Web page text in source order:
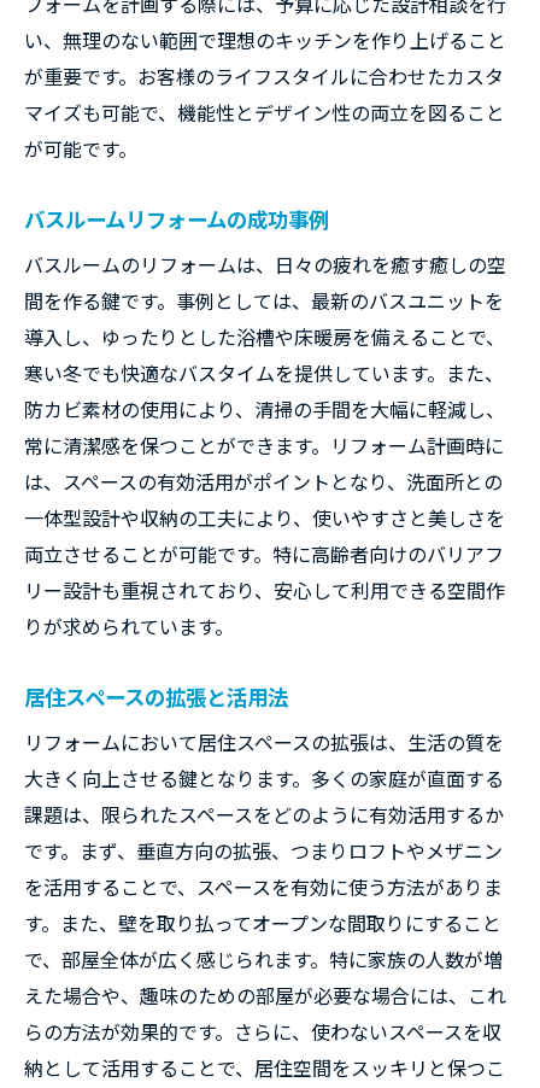
い、無理のない範囲で理想のキッチンを作り上げること
が重要です。お客様のライフスタイルに合わせたカスタ
マイズも可能で、機能性とデザイン性の両立を図ること
が可能です。
バスルームリフォームの成功事例
バスルームのリフォームは、日々の疲れを癒す癒しの空
間を作る鍵です。事例としては、最新のバスユニットを
導入し、ゆったりとした浴槽や床暖房を備えることで、
寒い冬でも快適なバスタイムを提供しています。また、
防カビ素材の使用により、清掃の手間を大幅に軽減し、
常に清潔感を保つことができます。リフォーム計画時に
は、スペースの有効活用がポイントとなり、洗面所との
一体型設計や収納の工夫により、使いやすさと美しさを
両立させることが可能です。特に高齢者向けのバリアフ
リー設計も重視されており、安心して利用できる空間作
りが求められています。
居住スペースの拡張と活用法
リフォームにおいて居住スペースの拡張は、生活の質を
大きく向上させる鍵となります。多くの家庭が直面する
課題は、限られたスペースをどのように有効活用するか
です。まず、垂直方向の拡張、つまりロフトやメザニン
を活用することで、スペースを有効に使う方法がありま
す。また、壁を取り払ってオープンな間取りにすること
で、部屋全体が広く感じられます。特に家族の人数が増
えた場合や、趣味のための部屋が必要な場合には、これ
らの方法が効果的です。さらに、使わないスペースを収
納として活用することで、居住空間をスッキリと保つこ